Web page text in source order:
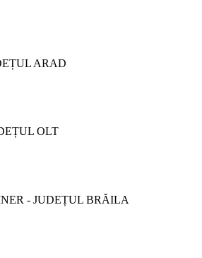
ARAD
OLT
- JUDEȚUL BRĂILA